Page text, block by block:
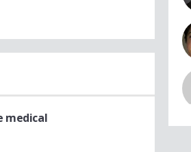
medical